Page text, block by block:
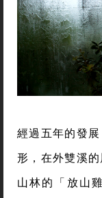
經過五年的發
形，在外雙溪
山林的「放山